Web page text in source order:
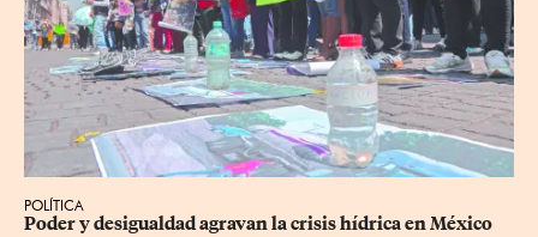
POLÍTICA
Poder y desigualdad agravan la crisis hídrica en México